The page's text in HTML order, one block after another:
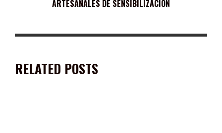
ARTESANALES DE SENSIBILIZACIÓN
RELATED POSTS